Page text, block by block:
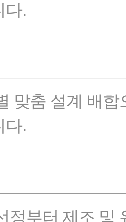
다.
맞춤 설계 배
다.
정부터 제조 및